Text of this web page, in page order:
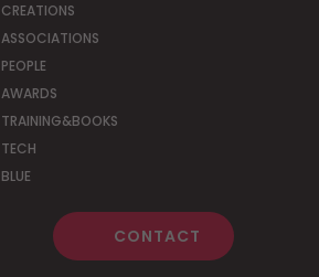
CREATIONS
ASSOCIATIONS
PEOPLE
AWARDS
TRAINING&BOOKS
TECH
BLUE
CONTACT